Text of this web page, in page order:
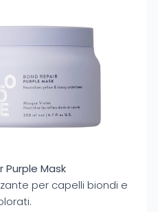
Purple Mask
per capelli biondi e